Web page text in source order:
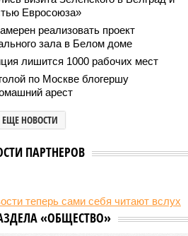
Евросоюза»
реализовать проект
зала в Белом доме
лишится 1000 рабочих мест
по Москве блогершу
арест
ЕЩЕ НОВОСТИ
ПАРТНЕРОВ
«ОБЩЕСТВО»